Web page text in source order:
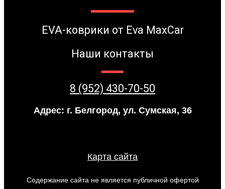
EVA-коврики от Eva MaxCar
Наши контакты
8 (952) 430-70-50
Адрес: г. Белгород, ул. Сумская, 36
Карта сайта
Содержание сайта не является публичной офертой